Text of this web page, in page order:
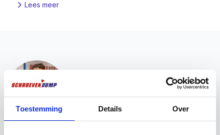
Toestemming Details Over
Ze bieden namelijk de beste bescherming tegen
hier een perfect voorbeeld van: sterk, duurzaam
én bestand tegen de zwaarste
weersomstandigheden. Ideaal voor al je
houtsoorten.
Lees meer